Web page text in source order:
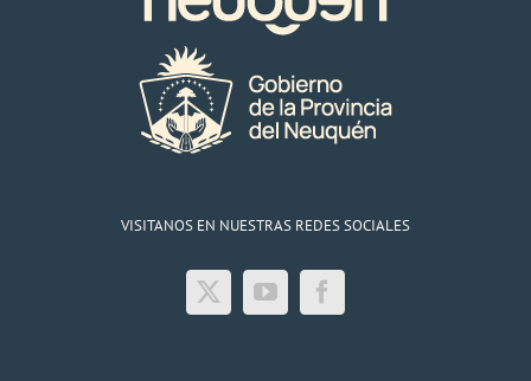
VISITANOS EN NUESTRAS REDES SOCIALES